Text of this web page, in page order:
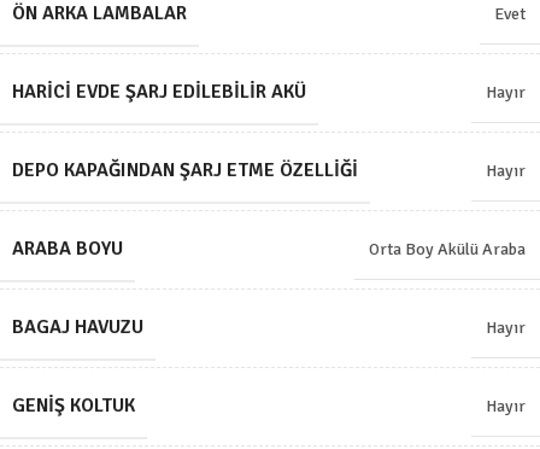
ÖN ARKA LAMBALAR Evet
HARICI EVDE ŞARJ EDILEBILIR AKÜ Hayır
DEPO KAPAĞINDAN ŞARJ ETME ÖZELLIĞI Hayır
ARABA BOYU Orta Boy Akülü Araba
BAGAJ HAVUZU Hayır
GENIŞ KOLTUK Hayır